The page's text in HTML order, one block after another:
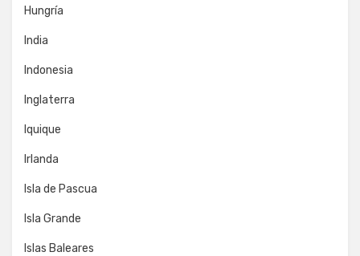
Hungría
India
Indonesia
Inglaterra
Iquique
Irlanda
Isla de Pascua
Isla Grande
Islas Baleares